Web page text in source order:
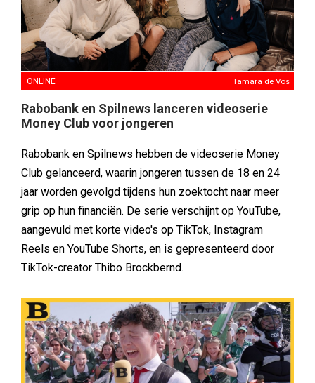
ONLINE Tamara de Vos
Rabobank en Spilnews lanceren videoserie
Money Club voor jongeren
Rabobank en Spilnews hebben de videoserie Money
Club gelanceerd, waarin jongeren tussen de 18 en 24
jaar worden gevolgd tijdens hun zoektocht naar meer
grip op hun financiën. De serie verschijnt op YouTube,
aangevuld met korte video's op TikTok, Instagram
Reels en YouTube Shorts, en is gepresenteerd door
TikTok-creator Thibo Brockbernd.